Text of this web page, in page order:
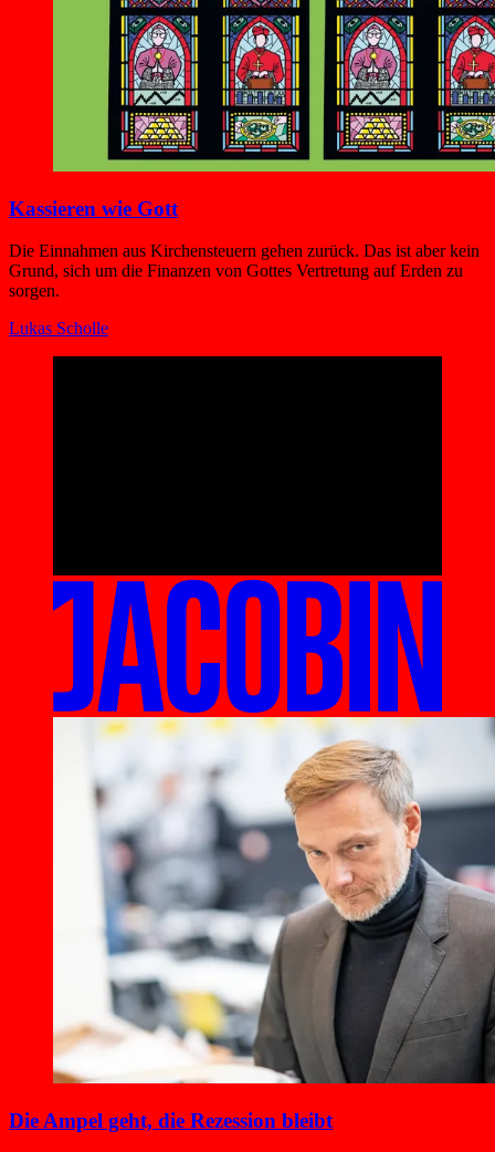
Kassieren wie Gott
Die Einnahmen aus Kirchensteuern gehen zurück. Das ist aber kein
Grund, sich um die Finanzen von Gottes Vertretung auf Erden zu
sorgen.
Lukas Scholle
Die Ampel geht, die Rezession bleibt